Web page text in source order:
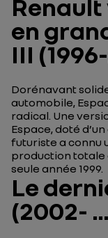
en
III
Dorénavant
automobile,
radical. Une
Espace, doté
futuriste a connu
production totale
seule année 1999.
Le
(2002-